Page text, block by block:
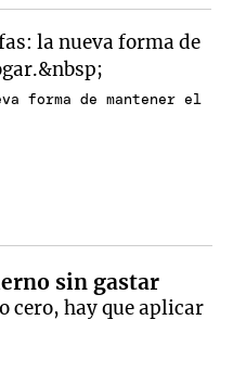
forma de mantener el
sin gastar
cero, hay que aplicar